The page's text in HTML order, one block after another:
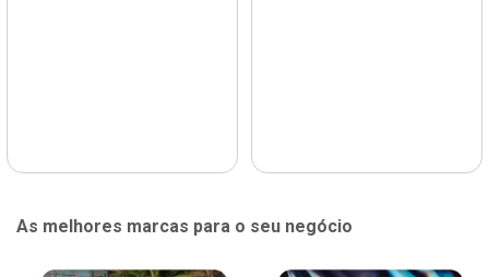
As melhores marcas para o seu negócio